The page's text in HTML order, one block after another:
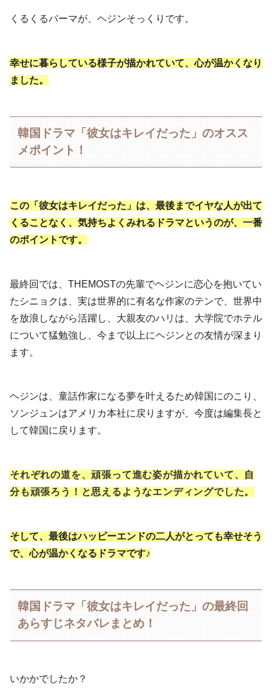
くるくるパーマが、ヘジンそっくりです。
幸せに暮らしている様子が描かれていて、心が温かくなり
ました。
韓国ドラマ「彼女はキレイだった」のオスス
メポイント！
この「彼女はキレイだった」は、最後までイヤな人が出て
くることなく、気持ちよくみれるドラマというのが、一番
のポイントです。
最終回では、THEMOSTの先輩でヘジンに恋心を抱いてい
たシニョクは、実は世界的に有名な作家のテンで、世界中
を放浪しながら活躍し、大親友のハリは、大学院でホテル
について猛勉強し、今まで以上にヘジンとの友情が深まり
ます。
ヘジンは、童話作家になる夢を叶えるため韓国にのこり、
ソンジュンはアメリカ本社に戻りますが、今度は編集長と
して韓国に戻ります。
それぞれの道を、頑張って進む姿が描かれていて、自
分も頑張ろう！と思えるようなエンディングでした。
そして、最後はハッピーエンドの二人がとっても幸せそう
で、心が温かくなるドラマです♪
韓国ドラマ「彼女はキレイだった」の最終回
あらすじネタバレまとめ！
いかかでしたか？